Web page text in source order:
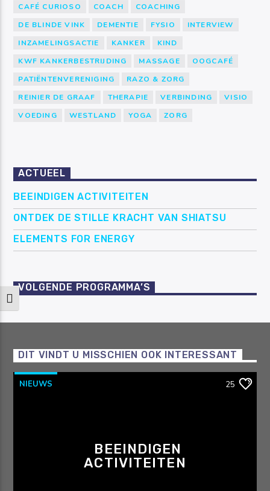
Keuze voor hoog contrast
CAFÉ CURIOSO
COACH
COACHING
DE BLINDE VINK
DEMENTIE FYSIO
INTERVIEW
INZAMELINGSACTIE
KANKER
KIND
KWF KANKERBESTRIJDING
MASSAGE
OOGCAFÉ
PATIËNTENVERENIGING
RAZO & ZORG
REINIER DE GRAAF
THERAPIE VERBINDING
VISIO
VOEDING
WESTLAND YOGA ZORG
ACTUEEL
BEEINDIGEN ACTIVITEITEN
ONTDEK DE STILLE KRACHT VAN SHIATSU
ELEMENTS FOR ENERGY
VOLGENDE PROGRAMMA’S
DIT VINDT U MISSCHIEN OOK INTERESSANT
NIEUWS 25
BEEINDIGEN
ACTIVITEITEN